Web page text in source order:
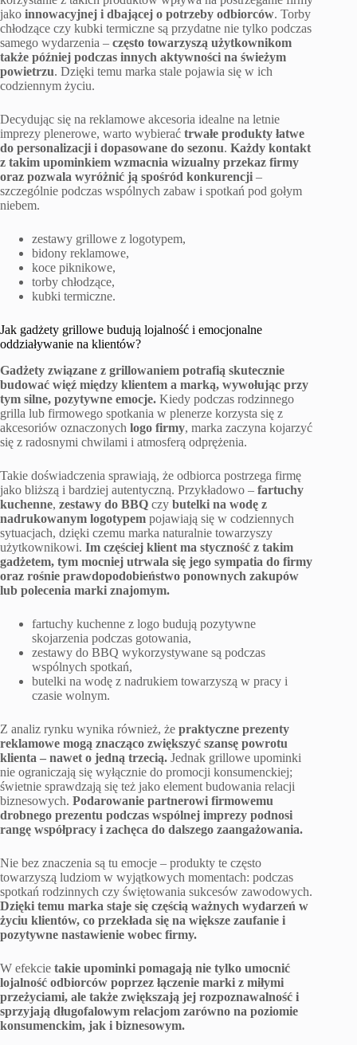
jako innowacyjnej i dbającej o potrzeby odbiorców. Torby
chłodzące czy kubki termiczne są przydatne nie tylko podczas
samego wydarzenia – często towarzyszą użytkownikom
także później podczas innych aktywności na świeżym
powietrzu. Dzięki temu marka stale pojawia się w ich
codziennym życiu.
Decydując się na reklamowe akcesoria idealne na letnie
imprezy plenerowe, warto wybierać trwałe produkty łatwe
do personalizacji i dopasowane do sezonu. Każdy kontakt
z takim upominkiem wzmacnia wizualny przekaz firmy
oraz pozwala wyróżnić ją spośród konkurencji –
szczególnie podczas wspólnych zabaw i spotkań pod gołym
niebem.
zestawy grillowe z logotypem,
bidony reklamowe,
koce piknikowe,
torby chłodzące,
kubki termiczne.
Jak gadżety grillowe budują lojalność i emocjonalne
oddziaływanie na klientów?
Gadżety związane z grillowaniem potrafią skutecznie
budować więź między klientem a marką, wywołując przy
tym silne, pozytywne emocje. Kiedy podczas rodzinnego
grilla lub firmowego spotkania w plenerze korzysta się z
akcesoriów oznaczonych logo firmy, marka zaczyna kojarzyć
się z radosnymi chwilami i atmosferą odprężenia.
Takie doświadczenia sprawiają, że odbiorca postrzega firmę
jako bliższą i bardziej autentyczną. Przykładowo – fartuchy
kuchenne, zestawy do BBQ czy butelki na wodę z
nadrukowanym logotypem pojawiają się w codziennych
sytuacjach, dzięki czemu marka naturalnie towarzyszy
użytkownikowi. Im częściej klient ma styczność z takim
gadżetem, tym mocniej utrwala się jego sympatia do firmy
oraz rośnie prawdopodobieństwo ponownych zakupów
lub polecenia marki znajomym.
fartuchy kuchenne z logo budują pozytywne
skojarzenia podczas gotowania,
zestawy do BBQ wykorzystywane są podczas
wspólnych spotkań,
butelki na wodę z nadrukiem towarzyszą w pracy i
czasie wolnym.
Z analiz rynku wynika również, że praktyczne prezenty
reklamowe mogą znacząco zwiększyć szansę powrotu
klienta – nawet o jedną trzecią. Jednak grillowe upominki
nie ograniczają się wyłącznie do promocji konsumenckiej;
świetnie sprawdzają się też jako element budowania relacji
biznesowych. Podarowanie partnerowi firmowemu
drobnego prezentu podczas wspólnej imprezy podnosi
rangę współpracy i zachęca do dalszego zaangażowania.
Nie bez znaczenia są tu emocje – produkty te często
towarzyszą ludziom w wyjątkowych momentach: podczas
spotkań rodzinnych czy świętowania sukcesów zawodowych.
Dzięki temu marka staje się częścią ważnych wydarzeń w
życiu klientów, co przekłada się na większe zaufanie i
pozytywne nastawienie wobec firmy.
W efekcie takie upominki pomagają nie tylko umocnić
lojalność odbiorców poprzez łączenie marki z miłymi
przeżyciami, ale także zwiększają jej rozpoznawalność i
sprzyjają długofalowym relacjom zarówno na poziomie
konsumenckim, jak i biznesowym.